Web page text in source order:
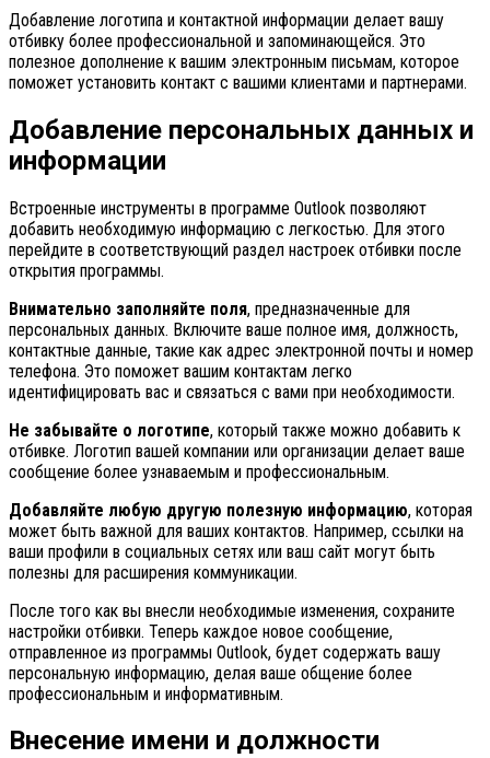
Добавление логотипа и контактной информации делает вашу
отбивку более профессиональной и запоминающейся. Это
полезное дополнение к вашим электронным письмам, которое
поможет установить контакт с вашими клиентами и партнерами.
Добавление персональных данных и
информации
Встроенные инструменты в программе Outlook позволяют
добавить необходимую информацию с легкостью. Для этого
перейдите в соответствующий раздел настроек отбивки после
открытия программы.
Внимательно заполняйте поля, предназначенные для
персональных данных. Включите ваше полное имя, должность,
контактные данные, такие как адрес электронной почты и номер
телефона. Это поможет вашим контактам легко
идентифицировать вас и связаться с вами при необходимости.
Не забывайте о логотипе, который также можно добавить к
отбивке. Логотип вашей компании или организации делает ваше
сообщение более узнаваемым и профессиональным.
Добавляйте любую другую полезную информацию, которая
может быть важной для ваших контактов. Например, ссылки на
ваши профили в социальных сетях или ваш сайт могут быть
полезны для расширения коммуникации.
После того как вы внесли необходимые изменения, сохраните
настройки отбивки. Теперь каждое новое сообщение,
отправленное из программы Outlook, будет содержать вашу
персональную информацию, делая ваше общение более
профессиональным и информативным.
Внесение имени и должности